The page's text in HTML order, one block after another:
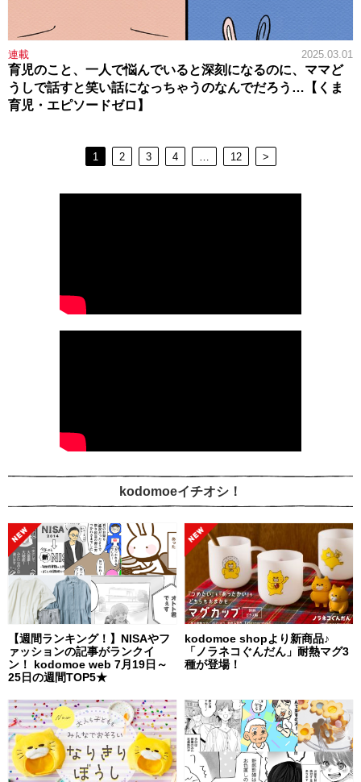
連載 2025.03.01
育児のこと、一人で悩んでいると深刻になるのに、ママど
うしで話すと笑い話になっちゃうのなんでだろう…【くま
育児・エピソードゼロ】
1 2 3 4 12 >
kodomoeイチオシ！
【週間ランキング！】NISAやフ
ァッションの記事がランクイ
ン！ kodomoe web 7月19日～
25日の週間TOP5★
kodomoe shopより新商品♪
「ノラネコぐんだん」耐熱マグ3
種が登場！